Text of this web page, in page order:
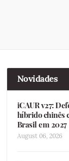
Novidades
iCAUR v27:
híbrido chinês
Brasil em 2027
August 06, 2026